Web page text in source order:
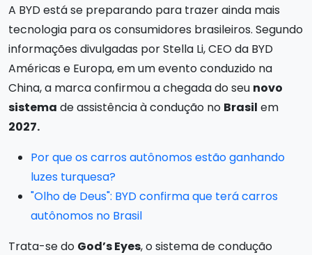
A BYD está se preparando para trazer ainda mais
tecnologia para os consumidores brasileiros. Segundo
informações divulgadas por Stella Li, CEO da BYD
Américas e Europa, em um evento conduzido na
China, a marca confirmou a chegada do seu novo
sistema de assistência à condução no Brasil em
2027.
Por que os carros autônomos estão ganhando
luzes turquesa?
"Olho de Deus": BYD confirma que terá carros
autônomos no Brasil
Trata-se do God’s Eyes, o sistema de condução